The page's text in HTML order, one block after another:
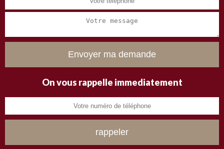
On vous rappelle immediatement